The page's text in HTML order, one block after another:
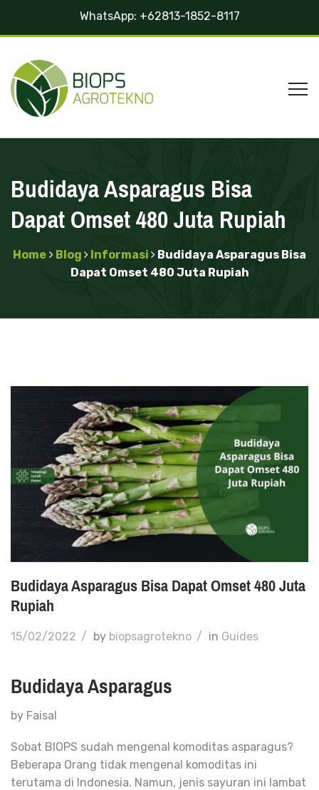
WhatsApp: +62813-1852-8117
Budidaya Asparagus Bisa
Dapat Omset 480 Juta Rupiah
Home Blog Informasi
Budidaya Asparagus Bisa
Dapat Omset 480 Juta Rupiah
Budidaya Asparagus Bisa Dapat Omset 480 Juta
Rupiah
15/02/2022 / by biopsagrotekno / in Guides
Budidaya Asparagus
by Faisal
Sobat BIOPS sudah mengenal komoditas asparagus?
Beberapa Orang tidak mengenal komoditas ini
terutama di Indonesia. Namun, jenis sayuran ini lambat